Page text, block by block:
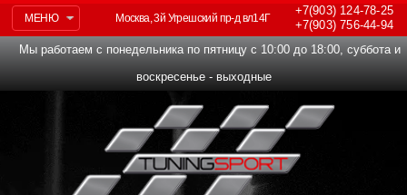
МЕНЮ
+7(903)124-78-25
+7(903)756-44-94
Москва, 3й Угрешский пр-д вл14Г
Мы работаем с понедельника по пятницу с 10:00 до 18:00, суббота и
воскресенье - выходные